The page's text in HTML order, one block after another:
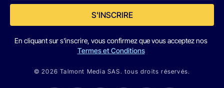
S'INSCRIRE
En cliquant sur s'inscrire, vous confirmez que vous acceptez nos
Termes et Conditions
© 2026 Talmont Media SAS. tous droits réservés.